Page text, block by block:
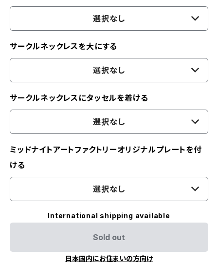
選択なし
サークルネックレスを大にする
選択なし
サークルネックレスにタッセルを着ける
選択なし
ミッドナイトアートファクトリーオリジナルプレートを付
ける
選択なし
International shipping available
Sold out
日本国内にお住まいの方向け